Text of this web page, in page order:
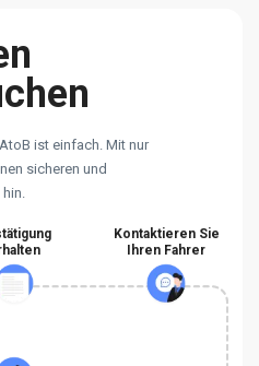
ist einfach. Mit nur
sicheren und
Kontaktieren Sie
Ihren Fahrer